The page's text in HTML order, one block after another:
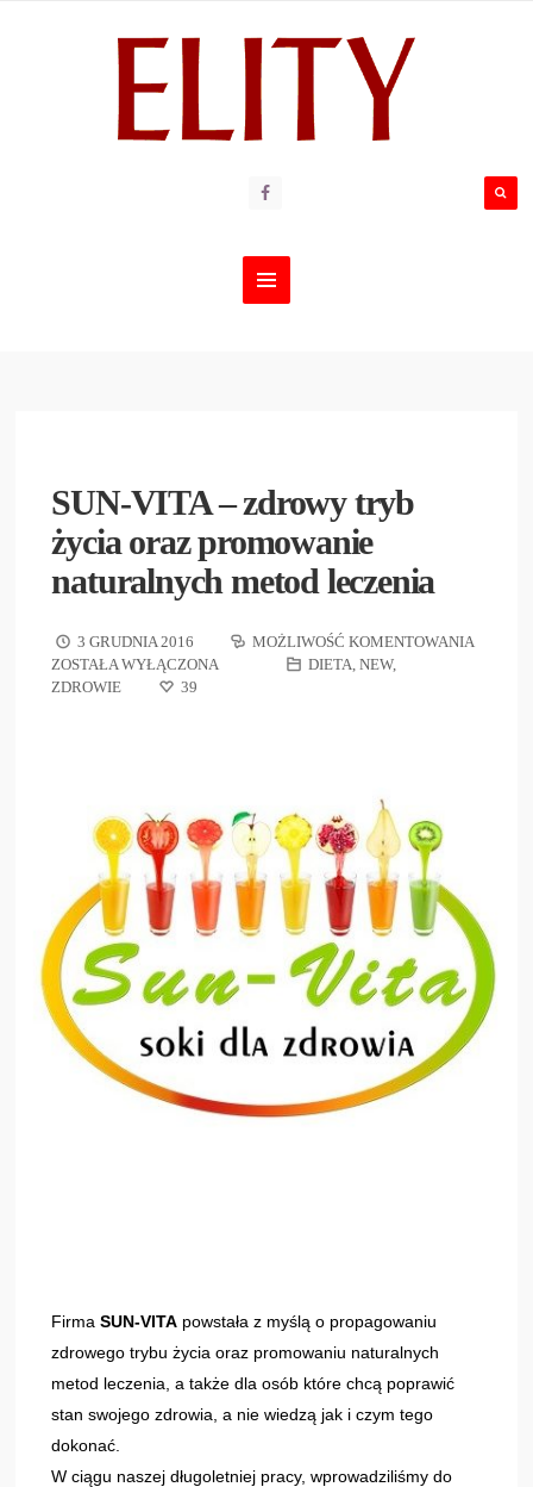
SUN-VITA – zdrowy tryb
życia oraz promowanie
naturalnych metod leczenia
3 GRUDNIA 2016
MOŻLIWOŚĆ KOMENTOWANIA
ZOSTAŁA WYŁĄCZONA
DIETA NEW,
ZDROWIE
39
FirmaSUN-VITA powstała z myślą o propagowaniu
zdrowego trybu życia oraz promowaniu naturalnych
metod leczenia, a także dla osób które chcą poprawić
stan swojego zdrowia, a nie wiedzą jak i czym tego
dokonać.
W ciągu naszej długoletniej pracy, wprowadziliśmy do